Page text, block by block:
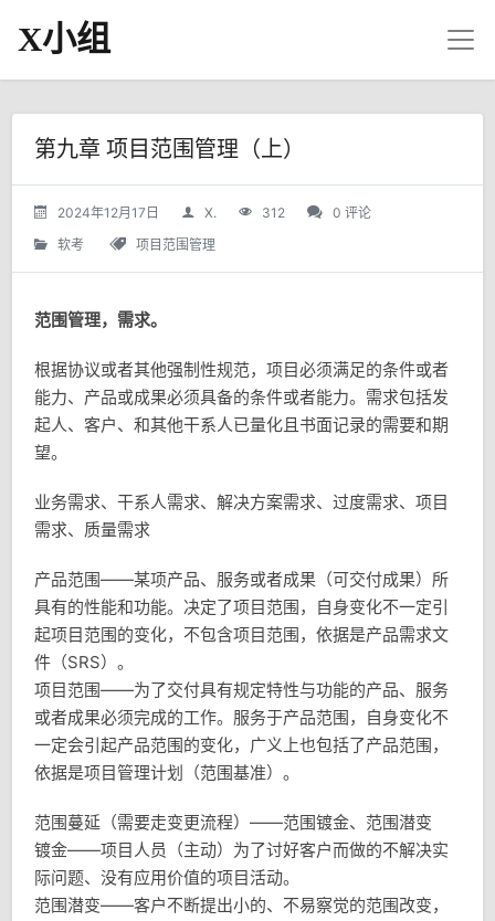
X小组
第九章 项目范围管理（上）
2024年12月17日 X. 312
0 评论
软考
项目范围管理
范围管理，需求。
根据协议或者其他强制性规范，项目必须满足的条件或者
能力、产品或成果必须具备的条件或者能力。需求包括发
起人、客户、和其他干系人已量化且书面记录的需要和期
望。
业务需求、干系人需求、解决方案需求、过度需求、项目
需求、质量需求
产品范围——某项产品、服务或者成果（可交付成果）所
具有的性能和功能。决定了项目范围，自身变化不一定引
起项目范围的变化，不包含项目范围，依据是产品需求文
件（SRS）。
项目范围——为了交付具有规定特性与功能的产品、服务
或者成果必须完成的工作。服务于产品范围，自身变化不
一定会引起产品范围的变化，广义上也包括了产品范围，
依据是项目管理计划（范围基准）。
范围蔓延（需要走变更流程）——范围镀金、范围潜变
镀金——项目人员（主动）为了讨好客户而做的不解决实
际问题、没有应用价值的项目活动。
范围潜变——客户不断提出小的、不易察觉的范围改变，